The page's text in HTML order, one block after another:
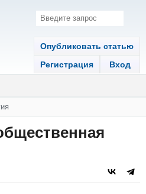
Опубликовать статью
Регистрация
Вход